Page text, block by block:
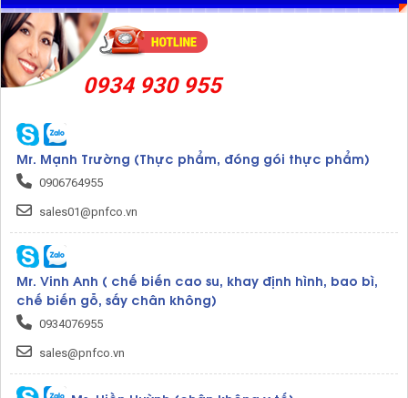
0934 930 955
Mr. Mạnh Trường (Thực phẩm, đóng gói thực phẩm)
0906764955
sales01@pnfco.vn
Mr. Vinh Anh ( chế biến cao su, khay định hình, bao bì,
chế biến gỗ, sấy chân không)
0934076955
sales@pnfco.vn